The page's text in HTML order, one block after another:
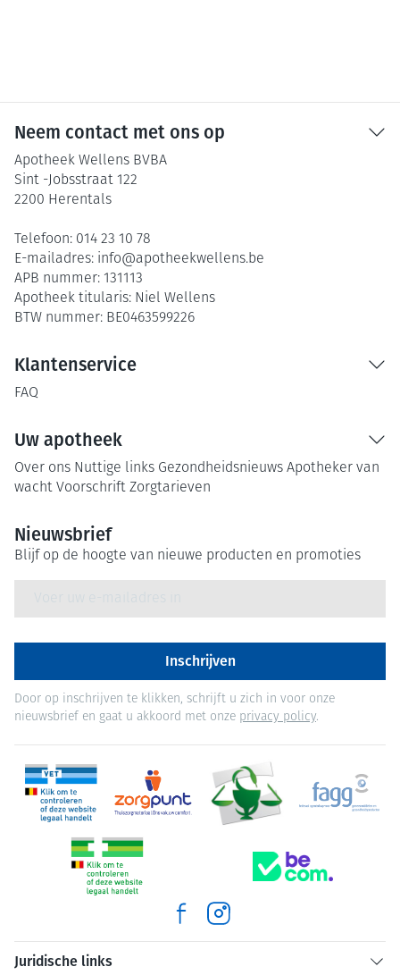
Neem contact met ons op
Apotheek Wellens BVBA
Sint -Jobsstraat 122
2200 Herentals
Telefoon: 014 23 10 78
E-mailadres: info@apotheekwellens.be
APB nummer: 131113
Apotheek titularis: Niel Wellens
BTW nummer: BE0463599226
Klantenservice
FAQ
Uw apotheek
Over ons Nuttige links Gezondheidsnieuws Apotheker van
wacht Voorschrift Zorgtarieven
Nieuwsbrief
Blijf op de hoogte van nieuwe producten en promoties
Inschrijven
Door op inschrijven te klikken, schrijft u zich in voor onze
nieuwsbrief en gaat u akkoord met onze privacy policy.
Juridische links